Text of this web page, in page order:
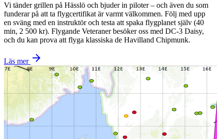
Vi tänder grillen på Hässlö och bjuder in piloter – och även du som
funderar på att ta flygcertifikat är varmt välkommen. Följ med upp
en sväng med en instruktör och testa att spaka flygplanet själv (40
min, 2 500 kr). Flygande Veteraner besöker oss med DC-3 Daisy,
och du kan prova att flyga klassiska de Havilland Chipmunk.
Läs mer